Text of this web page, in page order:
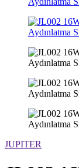
JUPITER